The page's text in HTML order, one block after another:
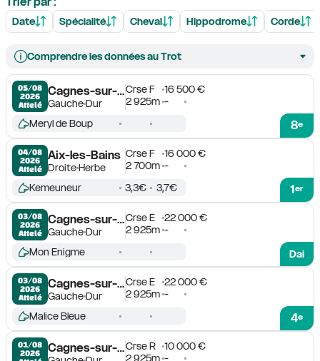
Date Spécialité Cheval Hippodrome Corde
Comprendre les données au Trot
05/08
2026
Attelé
Cagnes-sur-Mer
GaucheDur
Crse F
16 500 €
2 925m -
8e
Meryl de Boup
04/08
2026
Attelé
Aix-les-Bains
DroiteHerbe
Crse F
16 000 €
2 700m -
1er
Kemeuneur 3,3€ 3,7€
03/08
2026
Attelé
Cagnes-sur-Mer
GaucheDur
Crse E
22 000 €
2 925m -
Dai
Mon Enigme
03/08
2026
Attelé
Cagnes-sur-Mer
GaucheDur
Crse E
22 000 €
2 925m -
4e
Malice Bleue
01/08
2026
Cagnes-sur-MerCrse R
10 000 €
2 925m -